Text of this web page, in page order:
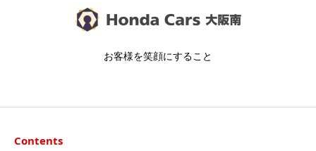
お客様を笑顔にすること
Contents